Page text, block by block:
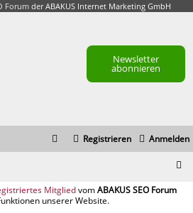
Forumder ABAKUS Internet Marketing GmbH
Newsletter
abonnieren
Anmelden
Registrieren
Mitglied